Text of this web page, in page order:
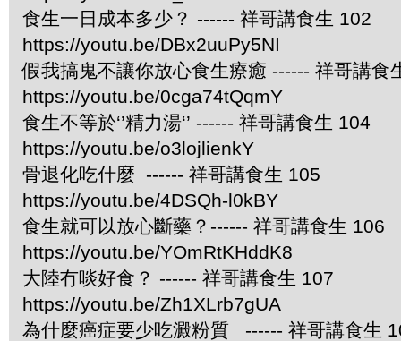
食生一日成本多少？ ------ 祥哥講食生 102
https://youtu.be/DBx2uuPy5NI
假我搞鬼不讓你放心食生療癒 ------ 祥哥講食
https://youtu.be/0cga74tQqmY
食生不等於‘’精力湯‘’ ------ 祥哥講食生 104
https://youtu.be/o3lojlienkY
骨退化吃什麼 ------ 祥哥講食生 105
https://youtu.be/4DSQh-l0kBY
食生就可以放心斷藥？------ 祥哥講食生 106
https://youtu.be/YOmRtKHddK8
大陸冇啖好食？ ------ 祥哥講食生 107
https://youtu.be/Zh1XLrb7gUA
為什麼癌症要少吃澱粉質 ------ 祥哥講食生